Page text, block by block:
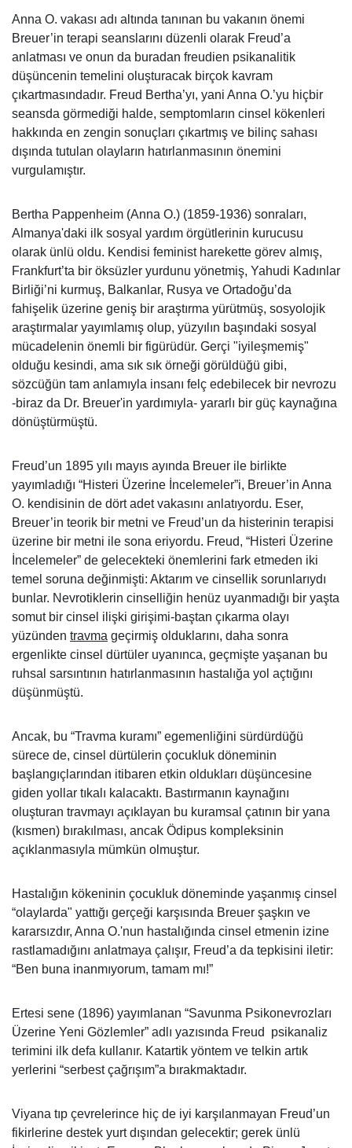
Anna O. vakası adı altında tanınan bu vakanın önemi
Breuer’in terapi seanslarını düzenli olarak Freud’a
anlatması ve onun da buradan freudien psikanalitik
düşüncenin temelini oluşturacak birçok kavram
çıkartmasındadır. Freud Bertha’yı, yani Anna O.’yu hiçbir
seansda görmediği halde, semptomların cinsel kökenleri
hakkında en zengin sonuçları çıkartmış ve bilinç sahası
dışında tutulan olayların hatırlanmasının önemini
vurgulamıştır.
Bertha Pappenheim (Anna O.) (1859-1936) sonraları,
Almanya'daki ilk sosyal yardım örgütlerinin kurucusu
olarak ünlü oldu. Kendisi feminist harekette görev almış,
Frankfurt’ta bir öksüzler yurdunu yönetmiş, Yahudi Kadınlar
Birliği’ni kurmuş, Balkanlar, Rusya ve Ortadoğu’da
fahişelik üzerine geniş bir araştırma yürütmüş, sosyolojik
araştırmalar yayımlamış olup, yüzyılın başındaki sosyal
mücadelenin önemli bir figürüdür. Gerçi "iyileşmemiş"
olduğu kesindi, ama sık sık örneği görüldüğü gibi,
sözcüğün tam anlamıyla insanı felç edebilecek bir nevrozu
-biraz da Dr. Breuer'in yardımıyla- yararlı bir güç kaynağına
dönüştürmüştü.
Freud’un 1895 yılı mayıs ayında Breuer ile birlikte
yayımladığı “Histeri Üzerine İncelemeler”i, Breuer’in Anna
O. kendisinin de dört adet vakasını anlatıyordu. Eser,
Breuer’in teorik bir metni ve Freud’un da histerinin terapisi
üzerine bir metni ile sona eriyordu. Freud, “Histeri Üzerine
İncelemeler” de gelecekteki önemlerini fark etmeden iki
temel soruna değinmişti: Aktarım ve cinsellik sorunlarıydı
bunlar. Nevrotiklerin cinselliğin henüz uyanmadığı bir yaşta
somut bir cinsel ilişki girişimi-baştan ­çıkarma olayı
yüzünden travma geçirmiş olduklarını, daha sonra
ergenlikte cinsel dürtüler uyanınca, geçmişte yaşanan bu
ruhsal sarsıntının ha­tırlanmasının hastalığa yol açtığını
düşünmüştü.
Ancak, bu “Travma kuramı” egemenliğini sürdürdüğü
sürece de, cinsel dürtülerin çocukluk döneminin
başlangıçlarından itibaren etkin ol­dukları düşüncesine
giden yollar tıkalı kalacaktı. Bastırmanın kaynağını
oluşturan travmayı açıklayan bu kuramsal çatının bir yana
(kısmen) bırakılması, ancak Ödipus kompleksinin
açıklanmasıyla mümkün olmuştur.
Hastalığın kökeninin çocukluk döneminde yaşanmış cinsel
“olay­larda" yattığı gerçeği karşısında Breuer şaşkın ve
kararsızdır, Anna O.'nun hastalığında cinsel etmenin izine
rastlamadığını anlatmaya çalışır, Freud’a da tepkisini iletir:
“Ben buna inanmıyorum, tamam mı!”
Ertesi sene (1896) yayımlanan “Savunma Psikonevrozları
Üzerine Yeni Gözlemler” adlı yazısında Freud psikanaliz
terimini ilk defa kullanır. Katartik yöntem ve telkin artık
yerlerini “serbest çağrışım”a bırakmaktadır.
Viyana tıp çevrelerince hiç de iyi karşılanmayan Freud’un
fikirlerine destek yurt dışından gelecektir; gerek ünlü